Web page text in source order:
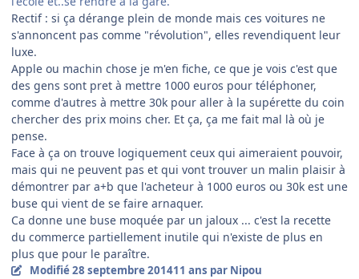
Rectif : si ça dérange plein de monde mais ces voitures ne
s'annoncent pas comme "révolution", elles revendiquent leur
luxe.
Apple ou machin chose je m'en fiche, ce que je vois c'est que
des gens sont pret à mettre 1000 euros pour téléphoner,
comme d'autres à mettre 30k pour aller à la supérette du coin
chercher des prix moins cher. Et ça, ça me fait mal là où je
pense.
Face à ça on trouve logiquement ceux qui aimeraient pouvoir,
mais qui ne peuvent pas et qui vont trouver un malin plaisir à
démontrer par a+b que l'acheteur à 1000 euros ou 30k est une
buse qui vient de se faire arnaquer.
Ca donne une buse moquée par un jaloux ... c'est la recette
du commerce partiellement inutile qui n'existe de plus en
plus que pour le paraître.
Modifié28 septembre 201411 ans par Nipou